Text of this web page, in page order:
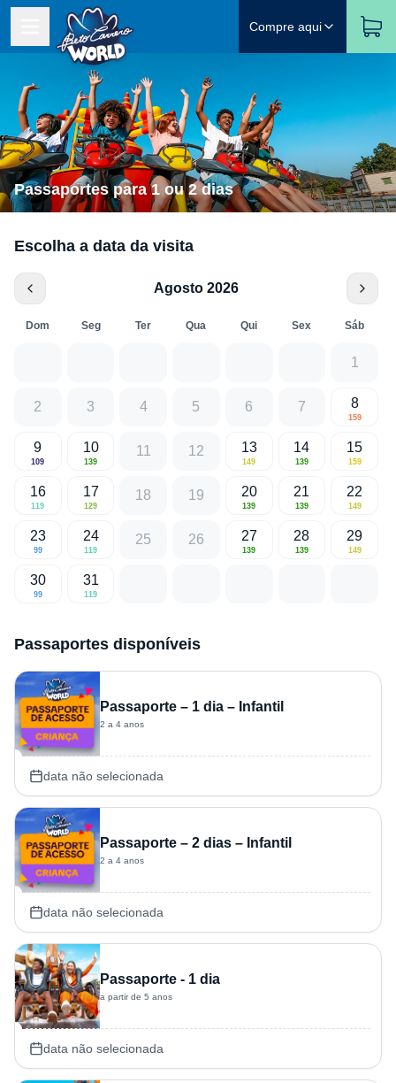
Compre aqui
Passaportes para 1 ou 2 dias
Escolha a data da visita
Agosto 2026
Dom Seg Ter Qua Qui Sex Sáb
1
2 3 4 5 6 7 8
159
9
109
10
139
11 12 13
149
14
139
15
159
16
119
17
129
18 19 20
139
21
139
22
149
23
99
24
119
25 26 27
139
28
139
29
149
30
99
31
119
Passaportes disponíveis
Passaporte – 1 dia – Infantil
2 a 4 anos
data não selecionada
Passaporte – 2 dias – Infantil
2 a 4 anos
data não selecionada
Passaporte - 1 dia
a partir de 5 anos
data não selecionada